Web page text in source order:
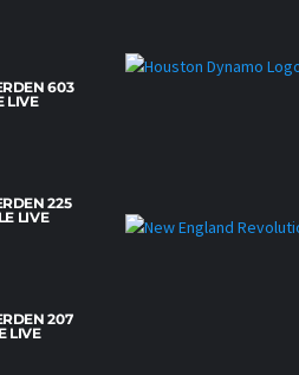
603
Ü
225
LIVE
207
LIVE